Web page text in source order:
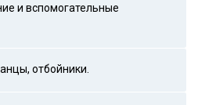
и вспомогательные
отбойники.